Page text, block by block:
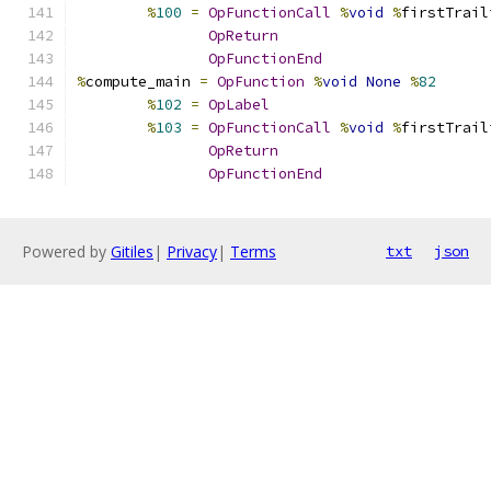
%100 = OpFunctionCall %void %
OpReturn
OpFunctionEnd
%compute_main = OpFunction %void None %82
%102 = OpLabel
%103 = OpFunctionCall %void %
OpReturn
OpFunctionEnd
Powered by Gitiles | Privacy| Terms txt json